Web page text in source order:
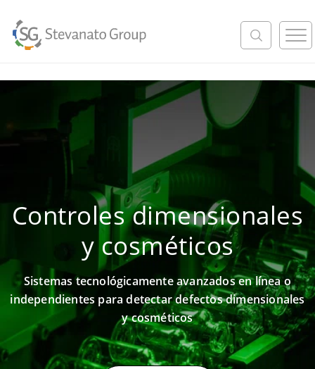
M
e
u
Controles dimensionales
y cosméticos
Sistemas tecnológicamente avanzados en línea o
independientes para detectar defectos dimensionales
y cosméticos